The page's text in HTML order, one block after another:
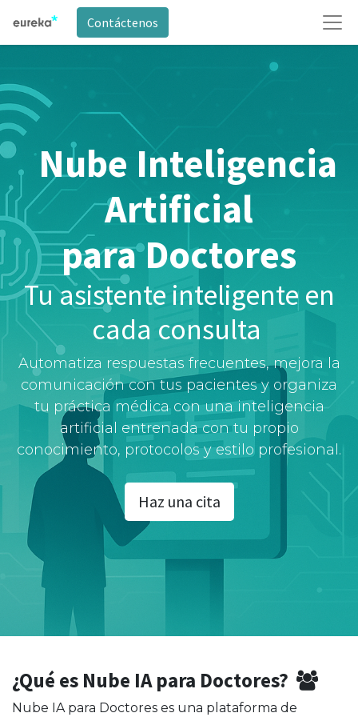
Contáctenos
Nube Inteligencia
Artificial
para Doctores
Tu asistente inteligente en
cada consulta
Automatiza respuestas frecuentes, mejora la
comunicación con tus pacientes y organiza
tu práctica médica con una inteligencia
artificial entrenada con tu propio
conocimiento, protocolos y estilo profesional.
Haz una cita
¿Qué es Nube IA para Doctores?
Nube IA para Doctores es una plataforma de